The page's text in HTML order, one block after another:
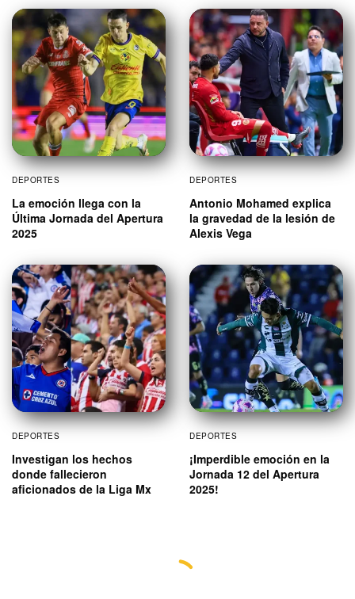
DEPORTES
La emoción llega con la
Última Jornada del Apertura
2025
DEPORTES
Antonio Mohamed explica
la gravedad de la lesión de
Alexis Vega
DEPORTES
Investigan los hechos
donde fallecieron
aficionados de la Liga Mx
DEPORTES
¡Imperdible emoción en la
Jornada 12 del Apertura
2025!